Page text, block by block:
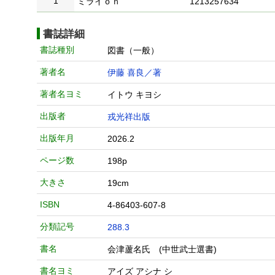
書誌詳細
書誌種別 図書（一般）
著者名 伊藤 喜良／著
著者名ヨミ イトウ キヨシ
出版者 戎光祥出版
出版年月 2026.2
ページ数 198p
大きさ 19cm
ISBN 4-86403-607-8
分類記号 288.3
書名 会津蘆名氏 (中世武士選書)
書名ヨミ アイズ アシナ シ